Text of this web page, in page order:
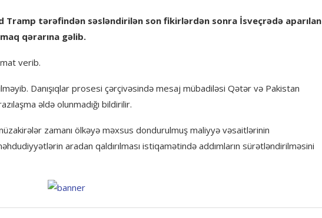
Tramp tərəfindən səsləndirilən son fikirlərdən sonra İsveçrədə aparılan
qərarına gəlib.
verib.
Danışıqlar prosesi çərçivəsində mesaj mübadiləsi Qətər və Pakistan
əldə olunmadığı bildirilir.
zamanı ölkəyə məxsus dondurulmuş maliyyə vəsaitlərinin
aradan qaldırılması istiqamətində addımların sürətləndirilməsini